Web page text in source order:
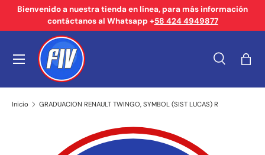
Ir al contenido
Bienvenido a nuestra tienda en línea, para más información
contáctanos al Whatsapp +58 424 4949877
Buscar
Tipo de producto
Buscar
Menú
Inicio GRADUACION RENAULT TWINGO, SYMBOL (SIST LUCAS) R